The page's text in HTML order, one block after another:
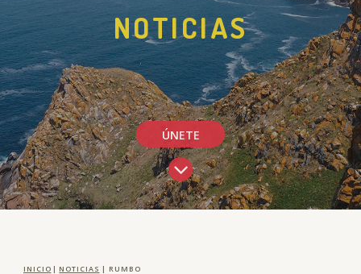
NOTICIAS
ÚNETE
INICIO | NOTICIAS | RUMBO